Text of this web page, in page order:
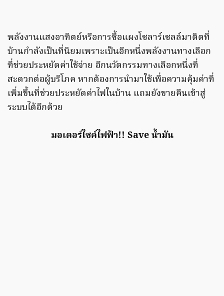
พลังงานแสงอาทิตย์หรือการซื้อแผงโซลาร์เซลล์มาติตที่
บ้านกําลังเป็นที่นิยมเพราะเป็นอีกหนึ่งพลังงานทางเลือก
ที่ช่วยประหยัดค่าใช้จ่าย อีกนวัตกรรมทางเลือกหนึ่งที่
สะดวกต่อผู้บริโภค หากต้องการนํามาใช้เพื่อความคุ้มค่าที่
เพิ่มขึ้นที่ช่วยประหยัดค่าไฟในบ้าน แถมยังขายคืนเข้าสู่
ระบบได้อีกด้วย
มอเตอร์ไซค์ไฟฟ้า!! Save น้ำมัน